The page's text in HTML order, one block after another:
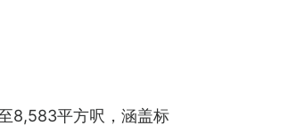
8,583平方呎，涵盖标